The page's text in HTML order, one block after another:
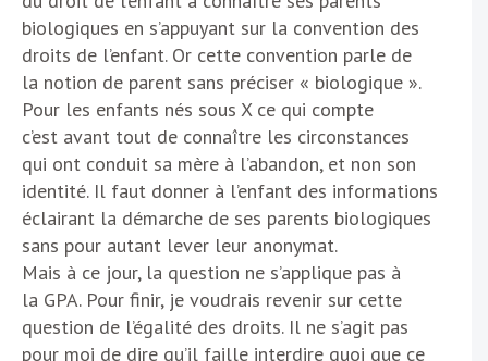
biologiques en s’appuyant sur la convention des
droits de l’enfant. Or cette convention parle de
la notion de parent sans préciser « biologique ».
Pour les enfants nés sous X ce qui compte
c’est avant tout de connaître les circonstances
qui ont conduit sa mère à l’abandon, et non son
identité. Il faut donner à l’enfant des informations
éclairant la démarche de ses parents biologiques
sans pour autant lever leur anonymat.
Mais à ce jour, la question ne s’applique pas à
la GPA. Pour finir, je voudrais revenir sur cette
question de l’égalité des droits. Il ne s’agit pas
pour moi de dire qu’il faille interdire quoi que ce